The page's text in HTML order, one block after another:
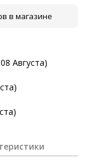
18 сен
будем
в магазине
Августа)